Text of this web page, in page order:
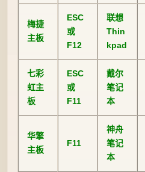
梅捷
主板
ESC
或
F12
联想
Thin
kpad
七彩
虹主
板
ESC
或
F11
戴尔
笔记
本
华擎
主板
F11
神舟
笔记
本